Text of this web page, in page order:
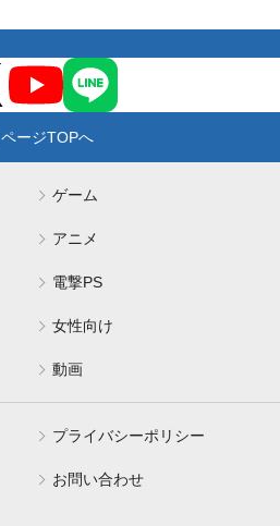
ページTOPへ
ゲーム
アニメ
電撃PS
女性向け
動画
プライバシーポリシー
お問い合わせ